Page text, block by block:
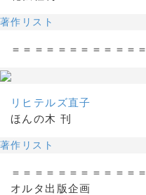
著作リスト
＝＝＝＝＝＝＝＝＝＝＝＝
リヒテルズ直子
ほんの木 刊
著作リスト
＝＝＝＝＝＝＝＝＝＝＝＝
オルタ出版企画